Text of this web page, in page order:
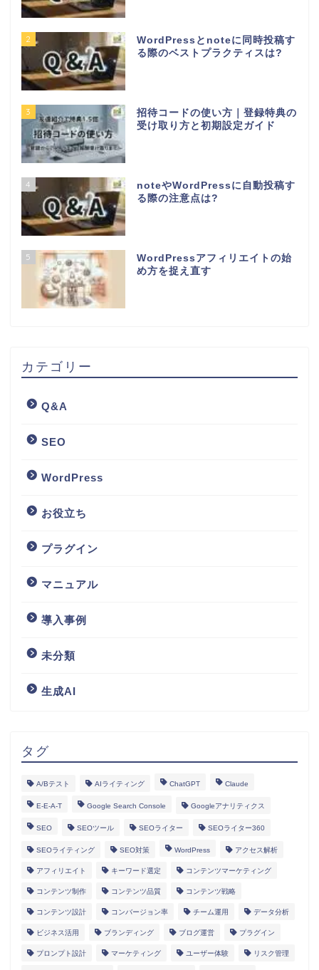
2
WordPressとnoteに同時投稿す
る際のベストプラクティスは?
3
招待コードの使い方｜登録特典の
受け取り方と初期設定ガイド
4
noteやWordPressに自動投稿す
る際の注意点は?
5
WordPressアフィリエイトの始
め方を捉え直す
カテゴリー
Q&A
SEO
WordPress
お役立ち
プラグイン
マニュアル
導入事例
未分類
生成AI
タグ
A/Bテスト AIライティング ChatGPT Claude
E-E-A-T Google Search Console Googleアナリティクス
SEO SEOツール SEOライター SEOライター360
SEOライティング SEO対策 WordPress アクセス解析
アフィリエイト キーワード選定 コンテンツマーケティング
コンテンツ制作 コンテンツ品質 コンテンツ戦略
コンテンツ設計 コンバージョン率 チーム運用 データ分析
ビジネス活用 ブランディング ブログ運営 プラグイン
プロンプト設計 マーケティング ユーザー体験 リスク管理